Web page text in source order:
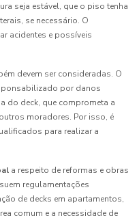
seja estável, que o piso tenha
se necessário. O
acidentes e possíveis
devem ser consideradas. O
por danos
do deck, que comprometa a
moradores. Por isso, é
para realizar a
a respeito de reformas e obras
regulamentações
de decks em apartamentos,
comum e a necessidade de